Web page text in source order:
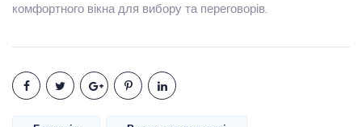
комфортного вікна для вибору та переговорів.